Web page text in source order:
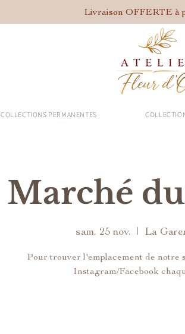
Livraison OFFERTE à
COLLECTIONS PERMANENTES
Marché
sam. 25 nov.
  |
La
Pour trouver l'emplacement de notre
Instagram/Facebook